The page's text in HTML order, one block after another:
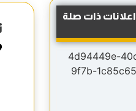
اعلانات ذات صلة